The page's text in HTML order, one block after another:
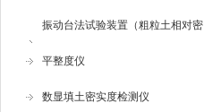
振动台法试验装置（粗粒土相对密
度试验仪 ）
平整度仪
数显填土密实度检测仪